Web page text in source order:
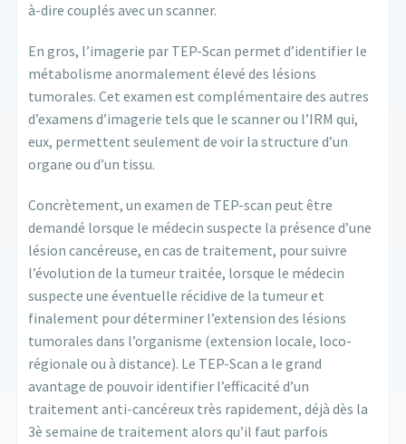
à-dire couplés avec un scanner.
En gros, l’imagerie par TEP-Scan permet d’identifier le
métabolisme anormalement élevé des lésions
tumorales. Cet examen est complémentaire des autres
d’examens d’imagerie tels que le scanner ou l’IRM qui,
eux, permettent seulement de voir la structure d’un
organe ou d’un tissu.
Concrètement, un examen de TEP-scan peut être
demandé lorsque le médecin suspecte la présence d’une
lésion cancéreuse, en cas de traitement, pour suivre
l’évolution de la tumeur traitée, lorsque le médecin
suspecte une éventuelle récidive de la tumeur et
finalement pour déterminer l’extension des lésions
tumorales dans l’organisme (extension locale, loco-
régionale ou à distance). Le TEP-Scan a le grand
avantage de pouvoir identifier l’efficacité d’un
traitement anti-cancéreux très rapidement, déjà dès la
3è semaine de traitement alors qu’il faut parfois